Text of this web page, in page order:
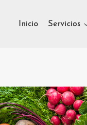
Inicio Servicios